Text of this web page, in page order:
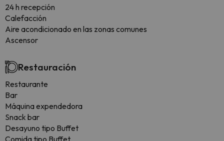
24 h recepción
Calefacción
Aire acondicionado en las zonas comunes
Ascensor
Restauración
Restaurante
Bar
Máquina expendedora
Snack bar
Desayuno tipo Buffet
Comida tipo Buffet